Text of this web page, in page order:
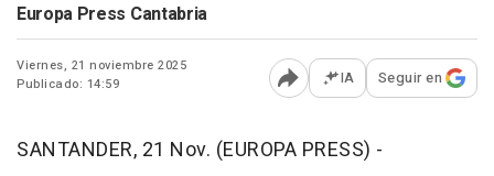
Europa Press Cantabria
Viernes, 21 noviembre 2025
Publicado: 14:59
Abrir opciones para
IA Seguir en
SANTANDER, 21 Nov. (EUROPA PRESS) -